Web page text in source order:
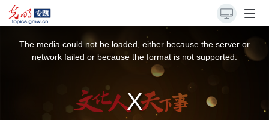
The media could not be loaded, either because the server or
network failed or because the format is not supported.